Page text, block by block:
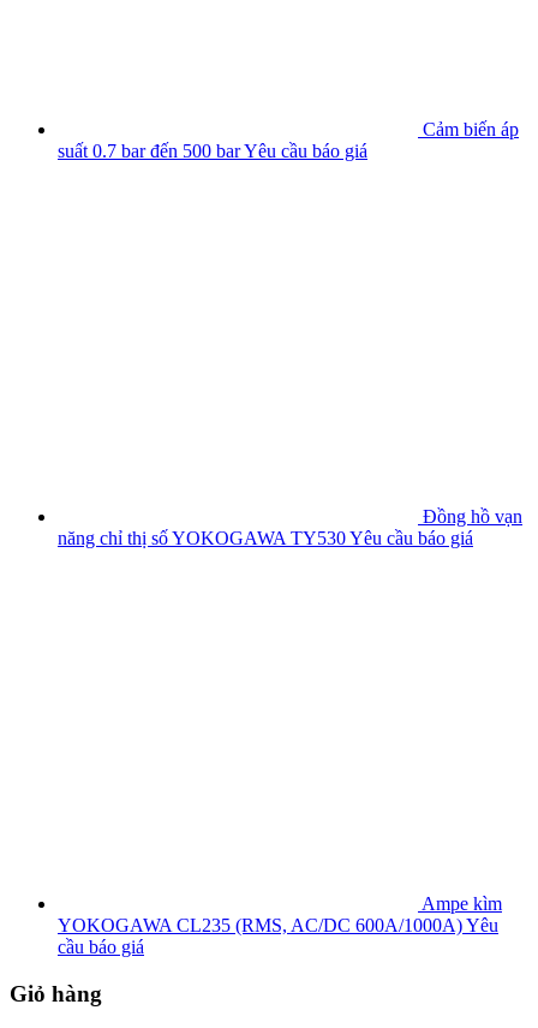
Cảm biến áp
suất 0.7 bar đến 500 barYêu cầu báo giá
Đồng hồ vạn
năng chỉ thị số YOKOGAWA TY530Yêu cầu báo giá
Ampe kìm
YOKOGAWA CL235 (RMS, AC/DC 600A/1000A)Yêu
cầu báo giá
Giỏ hàng